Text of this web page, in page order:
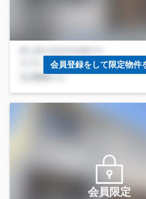
会員登録をして限定物件
会員限定